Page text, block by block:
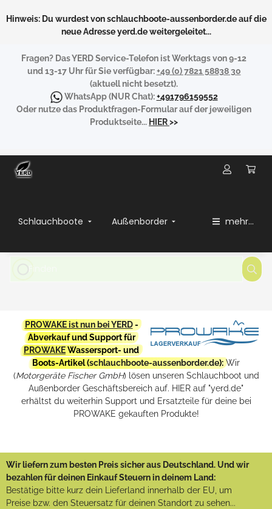
Hinweis: Du wurdest von schlauchboote-aussenborder.de auf die
neue Adresse yerd.de weitergeleitet...
Fragen? Das YERD Service-Telefon ist Werktags von 9-12
und 13-17 Uhr für Sie verfügbar:+49 (0) 7821 58838 30
(aktuell nicht besetzt).
WhatsApp(NUR Chat):+491796159552
Oder nutze das Produktfragen-Formular auf der jeweiligen
Produktseite... HIER>>
Schlauchboote Außenborder mehr...
PROWAKE ist nun bei YERD-
Abverkauf und Support für
PROWAKEWassersport- und
Boots-Artikel (schlauchboote-aussenborder.de): Wir
(Motorgeräte Fischer GmbH) lösen unseren Schlauchboot und
Außenborder Geschäftsbereich auf. HIER auf "yerd.de"
erhältst du weiterhin Support und Ersatzteile für deine bei
PROWAKE gekauften Produkte!
Wir liefern zum besten Preis sicher aus Deutschland. Und wir
bezahlen für deinen Einkauf Steuern in deinem Land:
Bestätige bitte kurz dein Lieferland innerhalb der EU, um
Preise bzw. den Steuersatz für deinen Standort zu sehen...